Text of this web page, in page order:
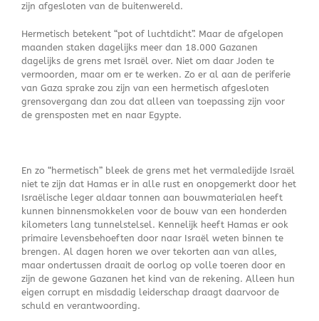
zijn afgesloten van de buitenwereld.
Hermetisch betekent “pot of luchtdicht”. Maar de afgelopen
maanden staken dagelijks meer dan 18.000 Gazanen
dagelijks de grens met Israël over. Niet om daar Joden te
vermoorden, maar om er te werken. Zo er al aan de periferie
van Gaza sprake zou zijn van een hermetisch afgesloten
grensovergang dan zou dat alleen van toepassing zijn voor
de grensposten met en naar Egypte.
En zo “hermetisch” bleek de grens met het vermaledijde Israël
niet te zijn dat Hamas er in alle rust en onopgemerkt door het
Israëlische leger aldaar tonnen aan bouwmaterialen heeft
kunnen binnensmokkelen voor de bouw van een honderden
kilometers lang tunnelstelsel. Kennelijk heeft Hamas er ook
primaire levensbehoeften door naar Israël weten binnen te
brengen. Al dagen horen we over tekorten aan van alles,
maar ondertussen draait de oorlog op volle toeren door en
zijn de gewone Gazanen het kind van de rekening. Alleen hun
eigen corrupt en misdadig leiderschap draagt daarvoor de
schuld en verantwoording.